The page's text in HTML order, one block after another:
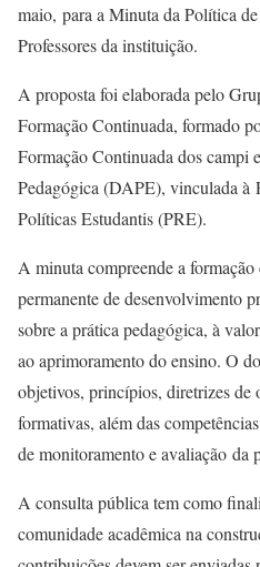
maio, para a Minuta da Política
Professores da instituição.
A proposta foi elaborada pelo
Formação Continuada, formado
Formação Continuada dos campi
Pedagógica (DAPE), vinculada à
Políticas Estudantis (PRE).
A minuta compreende a
permanente de desenvolvimento
sobre a prática pedagógica, à
ao aprimoramento do ensino. O
objetivos, princípios, diretrizes de
formativas, além das
de monitoramento e avaliação da
A consulta pública tem como
comunidade acadêmica na